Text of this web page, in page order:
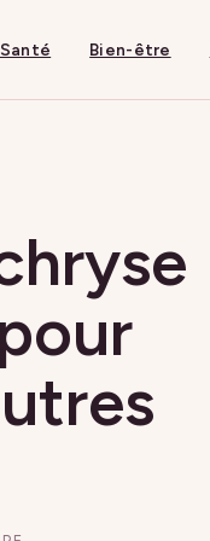
Santé Bien-être